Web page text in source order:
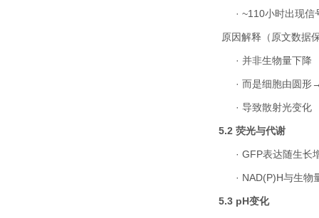
· ~110小时出现信
原因解释（原文数据
· 并非生物量下降
· 而是细胞由圆形
· 导致散射光变化
5.2 荧光与代谢
· GFP表达随生长
· NAD(P)H与生物
5.3 pH变化